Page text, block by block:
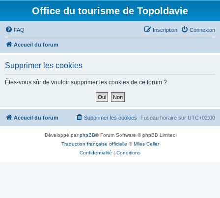
Office du tourisme de Topoldavie
FAQ Connexion
Inscription
Accueil du forum
Supprimer les cookies
Êtes-vous sûr de vouloir supprimer les cookies de ce forum ?
Accueil du forum Fuseau horaire sur UTC+02:00
Supprimer les cookies
Développé parphpBB® Forum Software © phpBB Limited
Traduction française officielle ©Miles Cellar
Confidentialité | Conditions